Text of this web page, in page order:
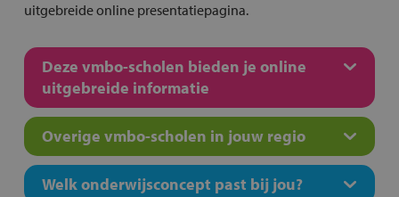
uitgebreide online presentatiepagina.
Deze vmbo-scholen bieden je online
uitgebreide informatie
Overige vmbo-scholen in jouw regio
Welk onderwijsconcept past bij jou?